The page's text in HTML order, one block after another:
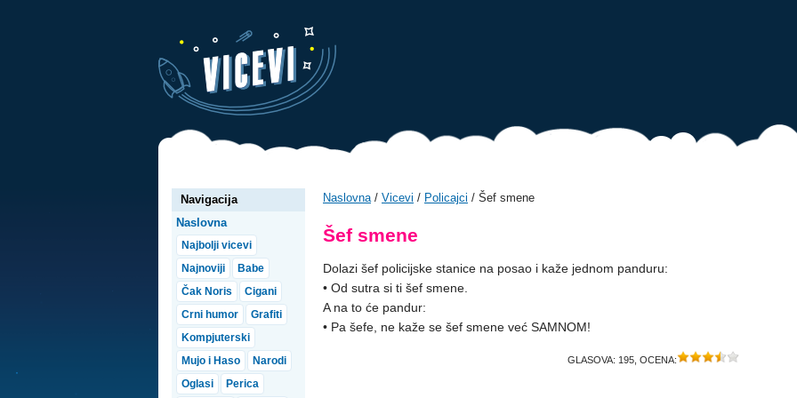
Naslovna/ Vicevi / Policajci / Šef smene
Šef smene
Dolazi šef policijske stanice na posao i kaže jednom panduru:
• Od sutra si ti šef smene.
A na to će pandur:
• Pa šefe, ne kaže se šef smene već SAMNOM!
GLASOVA: 195 , OCENA:
Navigacija
Naslovna
Najbolji vicevi
Najnoviji
Babe
Čak Noris
Cigani
Crni humor
Grafiti
Kompjuterski
Mujo i Haso
Narodi
Oglasi
Perica